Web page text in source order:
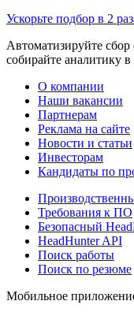
Ускорьте подбор в 2
Автоматизируйте сбор
собирайте аналитику в
О компании
Наши вакансии
Партнерам
Реклама на сайте
Новости и статьи
Инвесторам
Кандидаты по
Требования к ПО
Безопасный
HeadHunter API
Поиск работы
Поиск по резюме
Мобильное